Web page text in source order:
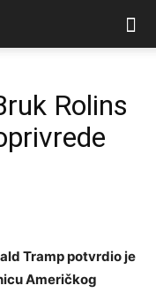
Rolins
Tramp potvrdio je
Američkog